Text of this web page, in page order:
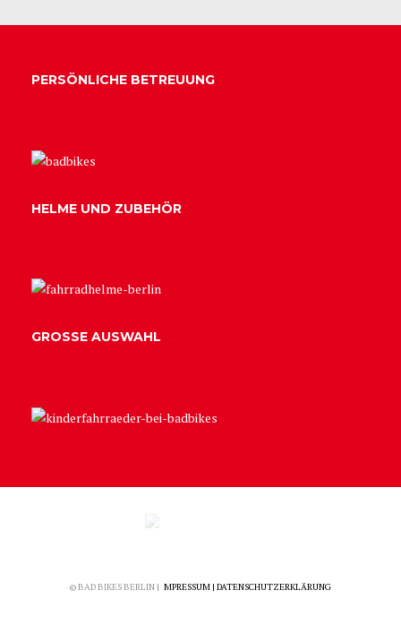
PERSÖNLICHE BETREUUNG
HELME UND ZUBEHÖR
GROSSE AUSWAHL
© BAD BIKES BERLIN | MPRESSUM | DATENSCHUTZERKLÄRUNG